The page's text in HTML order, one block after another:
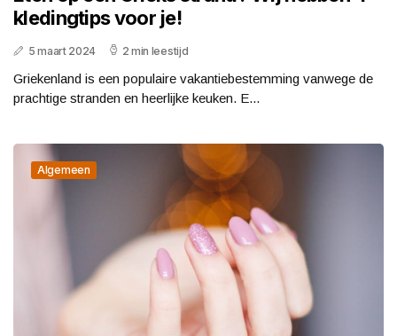
kledingtips voor je!
5 maart 2024 2 min leestijd
Griekenland is een populaire vakantiebestemming vanwege de
prachtige stranden en heerlijke keuken. E...
Algemeen